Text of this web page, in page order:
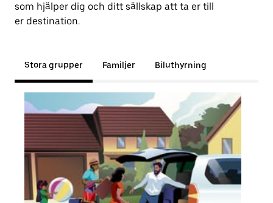
som hjälper dig och ditt sällskap att ta er till
er destination.
Stora grupper Familjer Biluthyrning